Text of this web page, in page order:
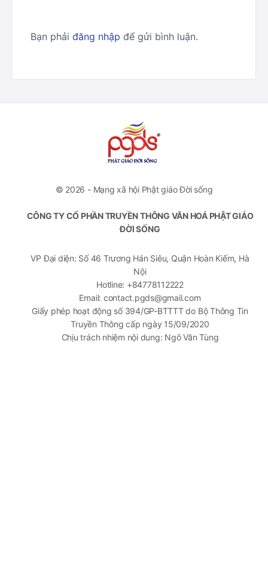
Bạn phải đăng nhập để gửi bình luận.
© 2026 - Mạng xã hội Phật giáo Đời sống
CÔNG TY CỔ PHẦN TRUYỀN THÔNG VĂN HOÁ PHẬT GIÁO
ĐỜI SỐNG
VP Đại diện: Số 46 Trương Hán Siêu, Quận Hoàn Kiếm, Hà
Nội
Hotline: +84778112222
Email: contact.pgds@gmail.com
Giấy phép hoạt động số 394/GP-BTTTT do Bộ Thông Tin
Truyền Thông cấp ngày 15/09/2020
Chịu trách nhiệm nội dung: Ngô Văn Tùng